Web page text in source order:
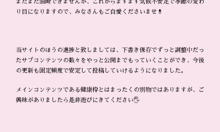
まだまだ油断できませんが、これからますます気候不安定で季節の変わ
り目になりますので、みなさんもご自愛くださいませ💊
当サイトのほうの進捗と致しましては、下書き保存でずっと調整中だっ
たサブコンテンツの数々をやっと公開までもっていくことができ、今後
の更新も固定頻度で安定して投稿していけるようになりました。
メインコンテンツである健康枠とはまったくの別物ではありますが、ご
興味がありましたら是非遊びにきてください🖐️